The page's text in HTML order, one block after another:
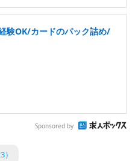
験OK/カードのパック詰め/
Sponsored by